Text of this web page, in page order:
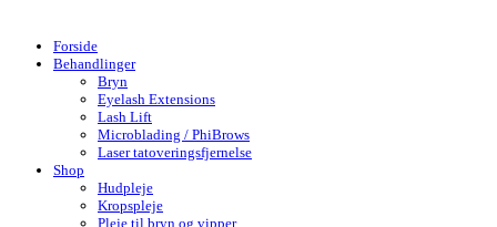
Forside
Behandlinger
Bryn
Eyelash Extensions
Lash Lift
Microblading / PhiBrows
Laser tatoveringsfjernelse
Shop
Hudpleje
Kropspleje
Pleje til bryn og vipper